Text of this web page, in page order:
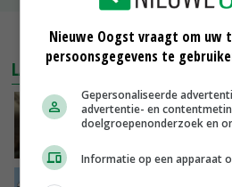
MEER
LAATSTE NIEUWS
‘Samenwerking A-
zorgen voor meer
Nieuwe Oogst vraagt om uw
persoonsgegevens te
Gepersonaliseerde
advertentie- en
doelgroepenonderzoek en
Informatie op een apparaat